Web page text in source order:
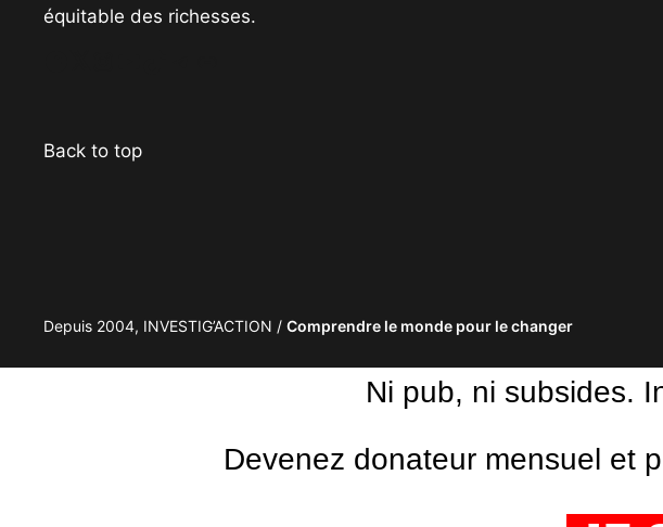
équitable des richesses.
Back to top
Depuis 2004, INVESTIG’ACTION /Comprendre le monde pour le changer
Ni pub, ni subsides.
Devenez donateur mensuel et